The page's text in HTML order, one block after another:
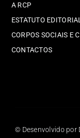
A RCP
ESTATUTO EDITORIAL
CORPOS SOCIAIS E
CONTACTOS
© Desenvolvido por